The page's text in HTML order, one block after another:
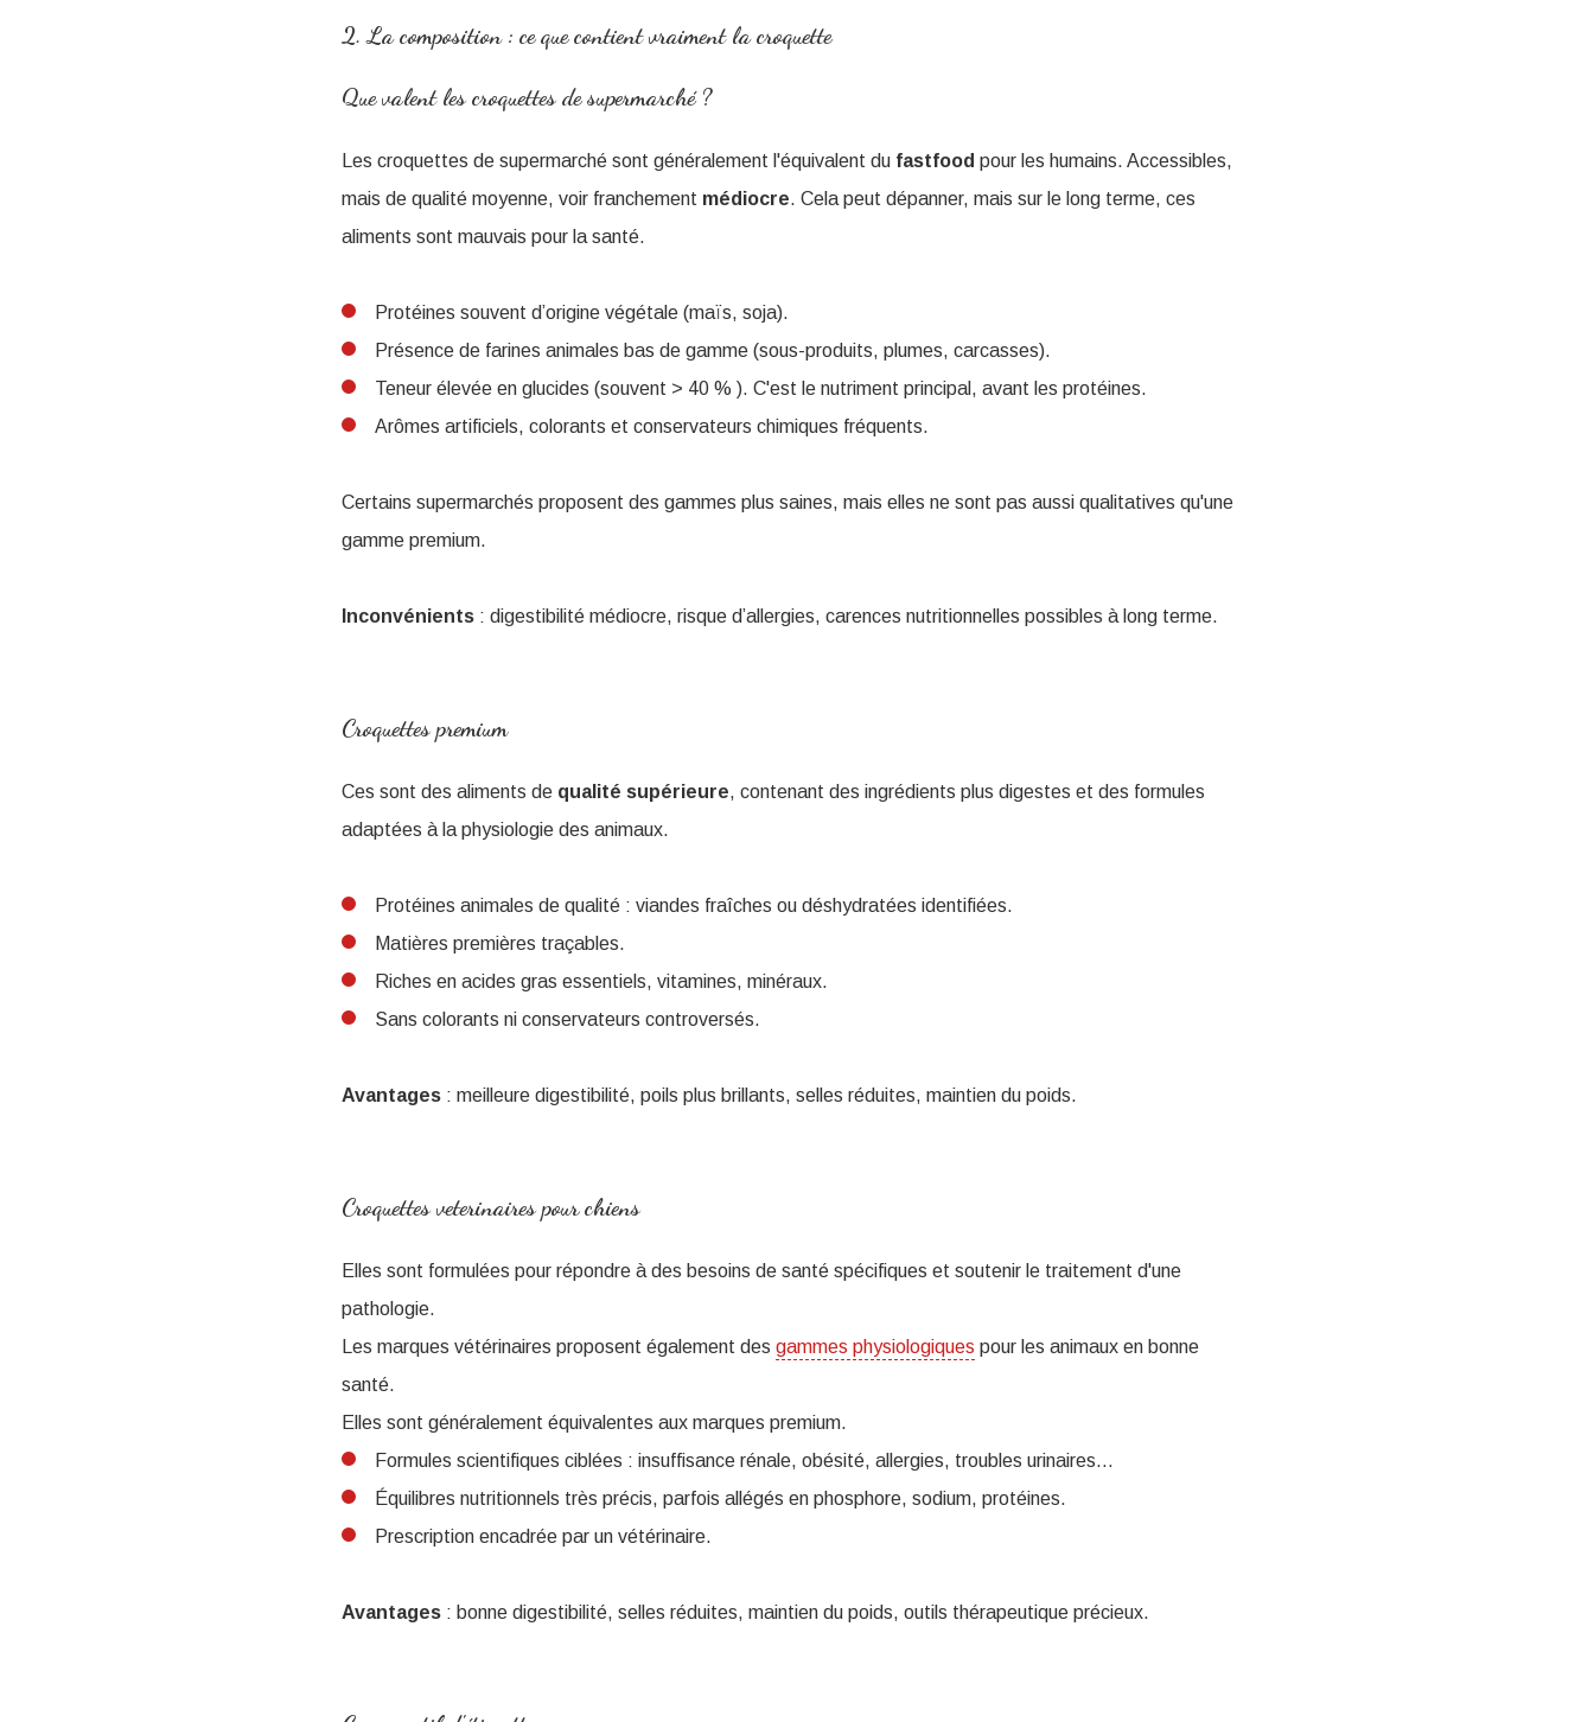
2. La composition : ce que contient vraiment la croquette
Que valent les croquettes de supermarché ?
Les croquettes de supermarché sont généralement l'équivalent du fastfood pour les humains. Accessibles,
mais de qualité moyenne, voir franchement médiocre. Cela peut dépanner, mais sur le long terme, ces
aliments sont mauvais pour la santé.
Protéines souvent d’origine végétale (maïs, soja).
Présence de farines animales bas de gamme (sous-produits, plumes, carcasses).
Teneur élevée en glucides (souvent > 40 % ). C'est le nutriment principal, avant les protéines.
Arômes artificiels, colorants et conservateurs chimiques fréquents.
Certains supermarchés proposent des gammes plus saines, mais elles ne sont pas aussi qualitatives qu'une
gamme premium.
Inconvénients : digestibilité médiocre, risque d’allergies, carences nutritionnelles possibles à long terme.
Croquettes premium
Ces sont des aliments de qualité supérieure, contenant des ingrédients plus digestes et des formules
adaptées à la physiologie des animaux.
Protéines animales de qualité : viandes fraîches ou déshydratées identifiées.
Matières premières traçables.
Riches en acides gras essentiels, vitamines, minéraux.
Sans colorants ni conservateurs controversés.
Avantages : meilleure digestibilité, poils plus brillants, selles réduites, maintien du poids.
Croquettes veterinaires pour chiens
Elles sont formulées pour répondre à des besoins de santé spécifiques et soutenir le traitement d'une
pathologie.
Les marques vétérinaires proposent également des gammes physiologiques pour les animaux en bonne
santé.
Elles sont généralement équivalentes aux marques premium.
Formules scientifiques ciblées : insuffisance rénale, obésité, allergies, troubles urinaires…
Équilibres nutritionnels très précis, parfois allégés en phosphore, sodium, protéines.
Prescription encadrée par un vétérinaire.
Avantages : bonne digestibilité, selles réduites, maintien du poids, outils thérapeutique précieux.